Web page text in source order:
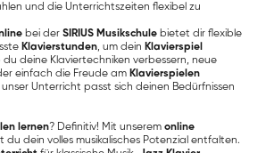
und die Unterrichtszeiten flexibel zu
bei derSIRIUS Musikschule bietet dir flexible
Klavierstunden, um dein Klavierspiel
deine Klaviertechniken verbessern, neue
einfach die Freude am Klavierspielen
Unterricht passt sich deinen Bedürfnissen
lernen? Definitiv! Mit unseremonline
du dein volles musikalisches Potenzial entfalten.